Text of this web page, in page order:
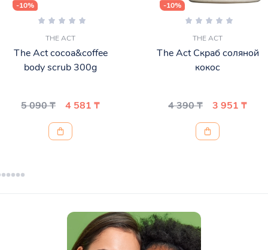
-10%
THE ACT
The Act cocoa&coffee
body scrub 300g
5 090 ₸ 4 581 ₸
-10%
THE ACT
The Act Скраб соляной
кокос
4 390 ₸ 3 951 ₸